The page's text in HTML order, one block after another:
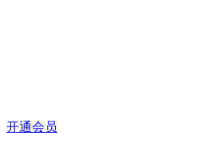
开通会员